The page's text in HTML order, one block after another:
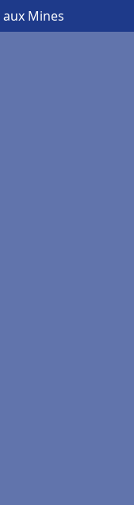
Mines